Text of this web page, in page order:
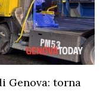
Genova: torna